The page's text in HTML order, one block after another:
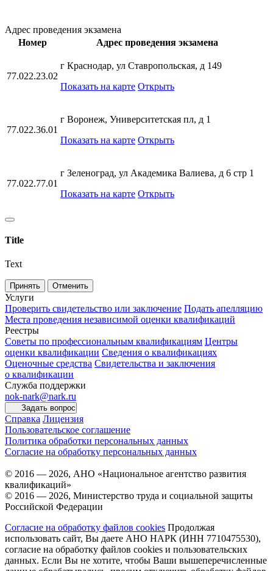
Адрес проведения экзамена
Номер
Адрес проведения экзамена
77.022.23.02
г Краснодар, ул Ставропольская, д 149
Показать на карте Открыть
77.022.36.01
г Воронеж, Университетская пл, д 1
Показать на карте Открыть
77.022.77.01
г Зеленоград, ул Академика Валиева, д 6 стр 1
Показать на карте Открыть
Title
Text
Принять Отменить
Услуги
Проверить свидетельство или заключение Подать апелляцию
Места проведения независимой оценки квалификаций
Реестры
Советы по профессиональным квалификациям Центры
оценки квалификации Сведения о квалификациях
Оценочные средства Свидетельства и заключения
о квалификации
Служба поддержки
nok-nark@nark.ru
Задать вопрос
Справка Лицензия
Пользовательское соглашение
Политика обработки персональных данных
Согласие на обработку персональных данных
© 2016 — 2026, АНО «Национальное агентство развития
квалификаций»
© 2016 — 2026, Министерство труда и социальной защиты
Российской Федерации
Согласие на обработку файлов cookies Продолжая
использовать сайт, Вы даете АНО НАРК (ИНН 7710475530),
согласие на обработку файлов cookies и пользовательских
данных. Если Вы не хотите, чтобы Ваши вышеперечисленные